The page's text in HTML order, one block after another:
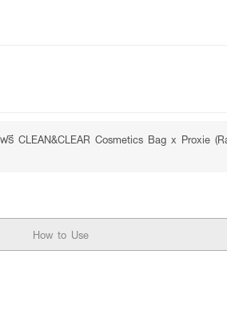
CLEAN&CLEAR Cosmetics Bag x Proxie
How to Use